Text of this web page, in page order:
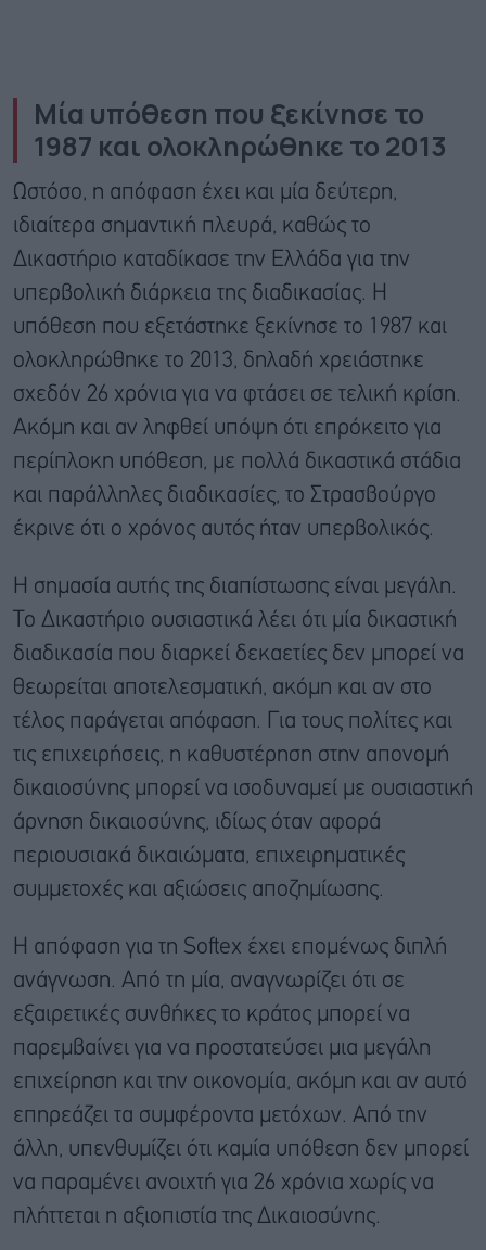
Μία υπόθεση που ξεκίνησε το
1987 και ολοκληρώθηκε το 2013
Ωστόσο, η απόφαση έχει και μία δεύτερη,
ιδιαίτερα σημαντική πλευρά, καθώς το
Δικαστήριο καταδίκασε την Ελλάδα για την
υπερβολική διάρκεια της διαδικασίας. Η
υπόθεση που εξετάστηκε ξεκίνησε το 1987 και
ολοκληρώθηκε το 2013, δηλαδή χρειάστηκε
σχεδόν 26 χρόνια για να φτάσει σε τελική κρίση.
Ακόμη και αν ληφθεί υπόψη ότι επρόκειτο για
περίπλοκη υπόθεση, με πολλά δικαστικά στάδια
και παράλληλες διαδικασίες, το Στρασβούργο
έκρινε ότι ο χρόνος αυτός ήταν υπερβολικός.
Η σημασία αυτής της διαπίστωσης είναι μεγάλη.
Το Δικαστήριο ουσιαστικά λέει ότι μία δικαστική
διαδικασία που διαρκεί δεκαετίες δεν μπορεί να
θεωρείται αποτελεσματική, ακόμη και αν στο
τέλος παράγεται απόφαση. Για τους πολίτες και
τις επιχειρήσεις, η καθυστέρηση στην απονομή
δικαιοσύνης μπορεί να ισοδυναμεί με ουσιαστική
άρνηση δικαιοσύνης, ιδίως όταν αφορά
περιουσιακά δικαιώματα, επιχειρηματικές
συμμετοχές και αξιώσεις αποζημίωσης.
Η απόφαση για τη Softex έχει επομένως διπλή
ανάγνωση. Από τη μία, αναγνωρίζει ότι σε
εξαιρετικές συνθήκες το κράτος μπορεί να
παρεμβαίνει για να προστατεύσει μια μεγάλη
επιχείρηση και την οικονομία, ακόμη και αν αυτό
επηρεάζει τα συμφέροντα μετόχων. Από την
άλλη, υπενθυμίζει ότι καμία υπόθεση δεν μπορεί
να παραμένει ανοιχτή για 26 χρόνια χωρίς να
πλήττεται η αξιοπιστία της Δικαιοσύνης.